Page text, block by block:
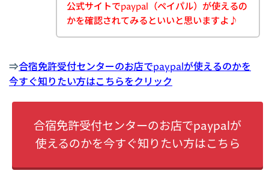
公式サイトでpaypal（ペイパル）が使えるの
かを確認されてみるといいと思いますよ♪
⇒合宿免許受付センターのお店でpaypalが使えるのかを
今すぐ知りたい方はこちらをクリック
合宿免許受付センターのお店でpaypalが
使えるのかを今すぐ知りたい方はこちら